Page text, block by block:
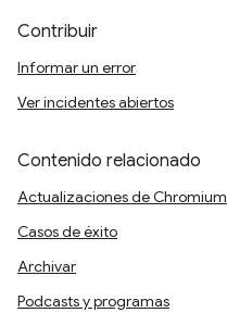
Contribuir
Informar un error
Ver incidentes abiertos
Contenido relacionado
Actualizaciones de Chromium
Casos de éxito
Archivar
Podcasts y programas